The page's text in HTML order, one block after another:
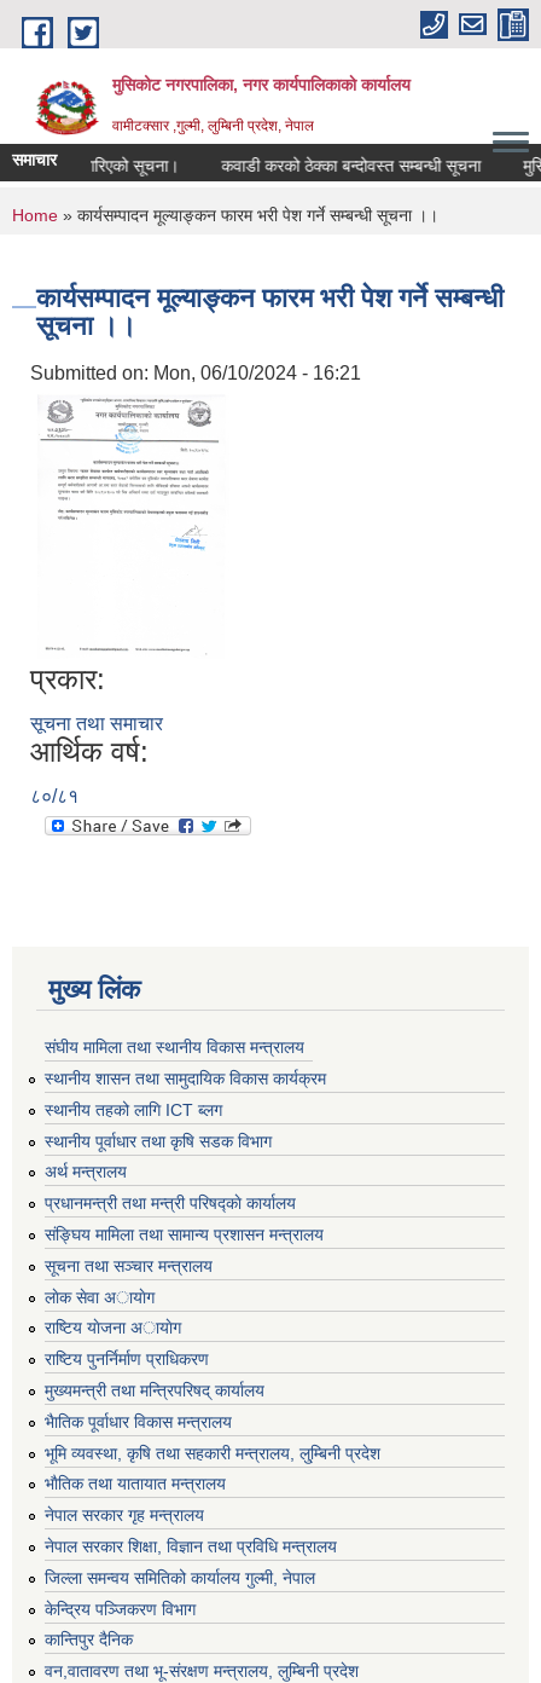
Skip to main content
मुसिकोट नगरपालिका, नगर कार्यपालिकाकाे कार्यालय
वामीटक्सार ,गुल्मी, लुम्बिनी प्रदेश, नेपाल
समाचारगरिएको सूचना। कवाडी करको ठेक्का बन्दोवस्त सम्बन्धी सूचना
You are here
Home » कार्यसम्पादन मूल्याङ्कन फारम भरी पेश गर्ने सम्बन्धी सूचना ।।
कार्यसम्पादन मूल्याङ्कन फारम भरी पेश गर्ने सम्बन्धी
सूचना ।।
Submitted on: Mon, 06/10/2024 - 16:21
प्रकार:
सूचना तथा समाचार
आर्थिक वर्ष:
८०/८१
मुख्य लिंक
संघीय मामिला तथा स्थानीय विकास मन्त्रालय
स्थानीय शासन तथा सामुदायिक विकास कार्यक्रम
स्थानीय तहको लागि ICT ब्लग
स्थानीय पूर्वाधार तथा कृषि सडक विभाग
अर्थ मन्त्रालय
प्रधानमन्त्री तथा मन्त्री परिषद्काे कार्यालय
संङ्घिय मामिला तथा सामान्य प्रशासन मन्त्रालय
सूचना तथा सञ्चार मन्त्रालय
लाेक सेवा अायाेग
राष्टिय याेजना अायाेग
राष्टिय पुनर्निर्माण प्राधिकरण
मुख्यमन्त्री तथा मन्त्रिपरिषद् कार्यालय
भैातिक पूर्वाधार विकास मन्त्रालय
भूमि व्यवस्था, कृषि तथा सहकारी मन्त्रालय, लु्म्बिनी प्रदेश
भाैतिक तथा यातायात मन्त्रालय
नेपाल सरकार गृह मन्त्रालय
नेपाल सरकार शिक्षा, विज्ञान तथा प्रविधि मन्त्रालय
जिल्ला समन्वय समितिको कार्यालय गुल्मी, नेपाल
केन्द्रिय पञ्जिकरण विभाग
कान्तिपुर दैनिक
वन,वातावरण तथा भू-संरक्षण मन्त्रालय, लुम्बिनी प्रदेश